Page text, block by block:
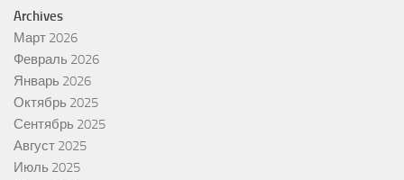
Archives
Март 2026
Февраль 2026
Январь 2026
Октябрь 2025
Сентябрь 2025
Август 2025
Июль 2025